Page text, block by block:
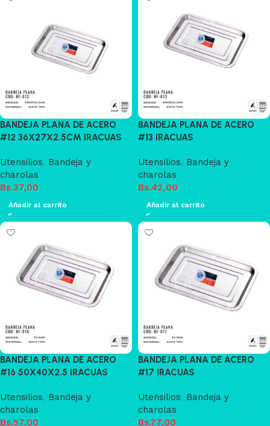
BANDEJA PLANA DE ACERO
#12 36X27X2.5CM IRACUAS
Utensilios, Bandeja y
charolas
Bs.37,00
Añadir al carrito
BANDEJA PLANA DE ACERO
#13 IRACUAS
Utensilios, Bandeja y
charolas
Bs.42,00
Añadir al carrito
BANDEJA PLANA DE ACERO
#16 50X40X2.5 IRACUAS
Utensilios, Bandeja y
charolas
Bs.57,00
BANDEJA PLANA DE ACERO
#17 IRACUAS
Utensilios, Bandeja y
charolas
Bs.77,00